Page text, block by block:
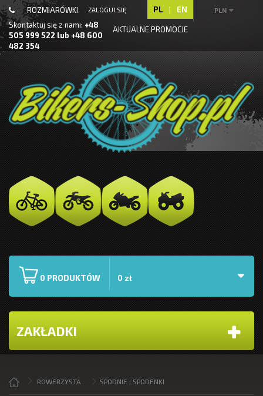
PLN
PL | EN
ZALOGUJ SIĘ
ROZMIARÓWKI
AKTUALNE PROMOCJE
Skontaktuj się z nami: +48
505 999 522 lub +48 600
482 354
0 PRODUKTÓW 0 zł
ZAKŁADKI
ROWERZYSTA SPODNIE I SPODENKI